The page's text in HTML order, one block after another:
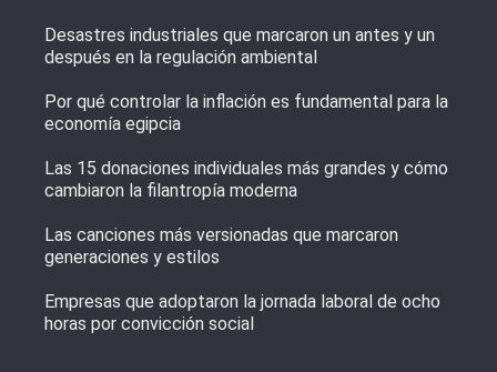
Desastres industriales que marcaron un antes y un
después en la regulación ambiental
Por qué controlar la inflación es fundamental para la
economía egipcia
Las 15 donaciones individuales más grandes y cómo
cambiaron la filantropía moderna
Las canciones más versionadas que marcaron
generaciones y estilos
Empresas que adoptaron la jornada laboral de ocho
horas por convicción social